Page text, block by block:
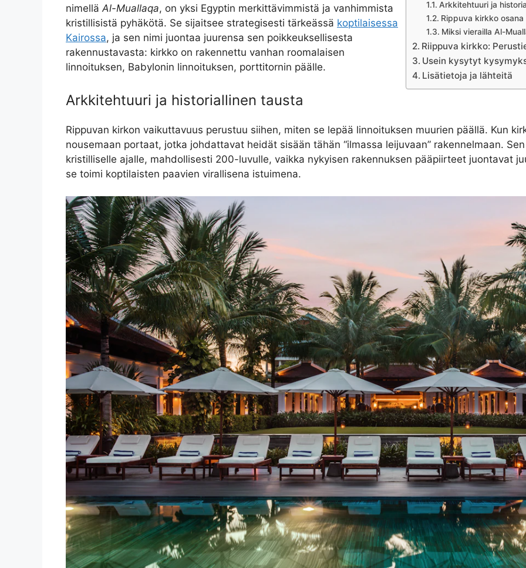
Arkkitehtuuri ja
Rippuva kirkko
Miksi vierailla Al-
Riippuva kirkko:
Usein kysytyt
Lisätietoja ja lähteitä
nimelläAl-Muallaqa, on yksi Egyptin merkittävimmistä ja vanhimmista
kristillisistä pyhäkötä. Se sijaitsee strategisesti tärkeässä koptilaisessa
Kairossa, ja sen nimi juontaa juurensa sen poikkeuksellisesta
rakennustavasta: kirkko on rakennettu vanhan roomalaisen
linnoituksen, Babylonin linnoituksen, porttitornin päälle.
Arkkitehtuuri ja historiallinen tausta
Rippuvan kirkon vaikuttavuus perustuu siihen, miten se lepää linnoituksen muurien päällä. Kun
nousemaan portaat, jotka johdattavat heidät sisään tähän “ilmassa leijuvaan” rakennelmaan.
kristilliselle ajalle, mahdollisesti 200-luvulle, vaikka nykyisen rakennuksen pääpiirteet juontavat
se toimi koptilaisten paavien virallisena istuimena.